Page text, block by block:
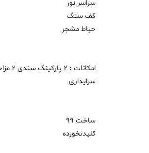
سراسر نور
کف سنگ
حیاط مشجر
سرایداری
ساخت 99
کلیدنخورده